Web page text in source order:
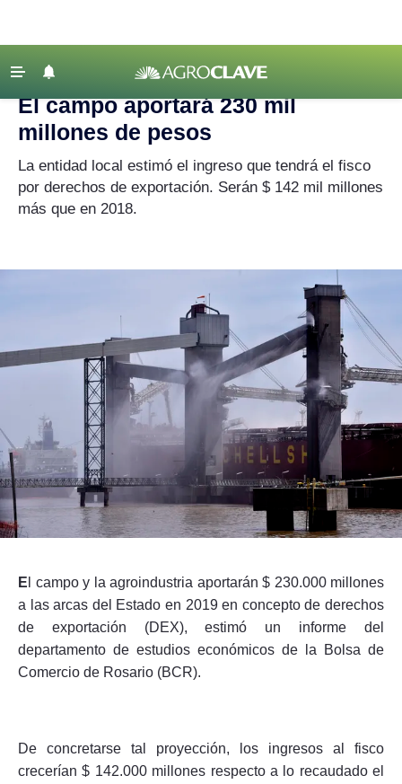
Agricultura
Lechería
Tecnología
Agronegocios
Mercados
‹ VOLVER
Agroclave
El campo aportará 230 mil
millones de pesos
La entidad local estimó el ingreso que tendrá el fisco
por derechos de exportación. Serán $ 142 mil millones
más que en 2018.
E l campo y la agroindustria aportarán $ 230.000 millones
a las arcas del Estado en 2019 en concepto de derechos
de exportación (DEX), estimó un informe del
departamento de estudios económicos de la Bolsa de
Comercio de Rosario (BCR).
De concretarse tal proyección, los ingresos al fisco
crecerían $ 142.000 millones respecto a lo recaudado el